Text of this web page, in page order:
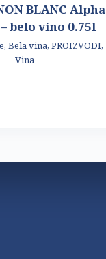
BLANC Alpha
belo vino 0.75l
, Bela vina, PROIZVODI,
Vina